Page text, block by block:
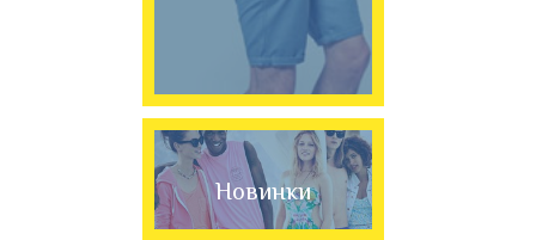
Новинки